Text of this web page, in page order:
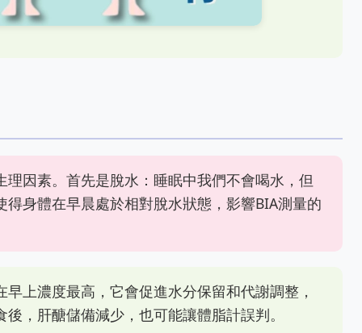
因素。首先是脫水：睡眠中我們不會喝水，但
身體在早晨處於相對脫水狀態，影響BIA測量的
上濃度最高，它會促進水分保留和代謝調整，
，肝醣儲備減少，也可能讓體脂計誤判。